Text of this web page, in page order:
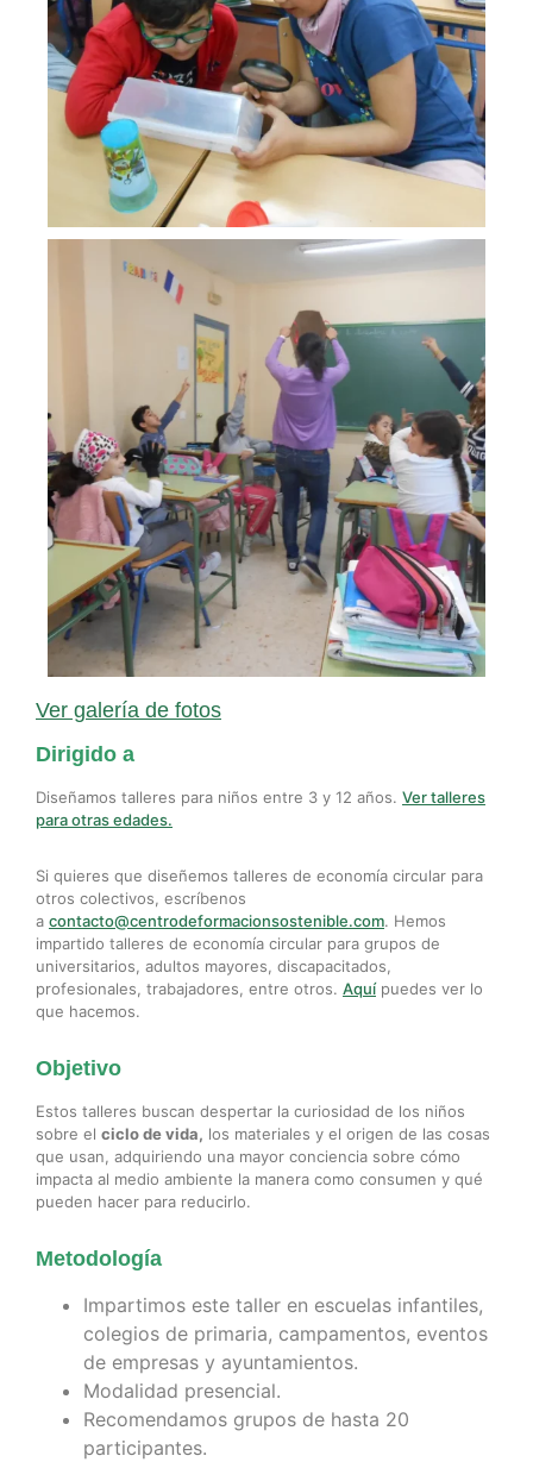
Ver galería de fotos
Dirigido a
Diseñamos talleres para niños entre 3 y 12 años. Ver talleres
para otras edades.
Si quieres que diseñemos talleres de economía circular para
otros colectivos, escríbenos
a contacto@centrodeformacionsostenible.com. Hemos
impartido talleres de economía circular para grupos de
universitarios, adultos mayores, discapacitados,
profesionales, trabajadores, entre otros. Aquípuedes ver lo
que hacemos.
Objetivo
Estos talleres buscan despertar la curiosidad de los niños
sobre el ciclo de vida, los materiales y el origen de las cosas
que usan, adquiriendo una mayor conciencia sobre cómo
impacta al medio ambiente la manera como consumen y qué
pueden hacer para reducirlo.
Metodología
Impartimos este taller en escuelas infantiles,
colegios de primaria, campamentos, eventos
de empresas y ayuntamientos.
Modalidad presencial.
Recomendamos grupos de hasta 20
participantes.